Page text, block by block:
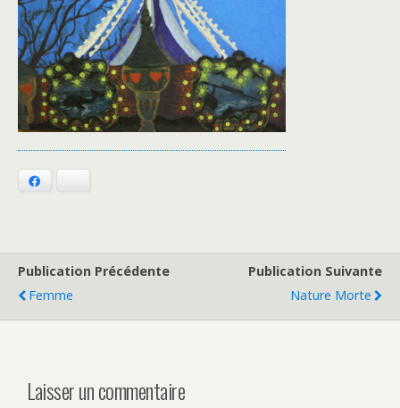
Publication Précédente
Femme
Publication Suivante
Nature Morte
Laisser un commentaire